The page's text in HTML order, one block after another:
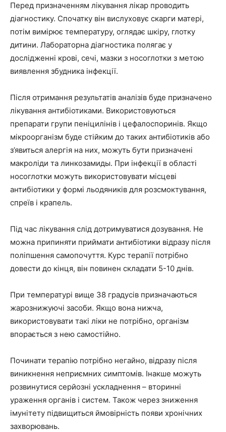
Перед призначенням лікування лікар проводить
діагностику. Спочатку він вислуховує скарги матері,
потім вимірює температуру, оглядає шкіру, глотку
дитини. Лабораторна діагностика полягає у
дослідженні крові, сечі, мазки з носоглотки з метою
виявлення збудника інфекції.
Після отримання результатів аналізів буде призначено
лікування антибіотиками. Використовуються
препарати групи пеніцилінів і цефалоспоринів. Якщо
мікроорганізм буде стійким до таких антибіотиків або
з’явиться алергія на них, можуть бути призначені
макроліди та линкозамиды. При інфекції в області
носоглотки можуть використовувати місцеві
антибіотики у формі льодяників для розсмоктування,
спреїв і крапель.
Під час лікування слід дотримуватися дозування. Не
можна припиняти приймати антибіотики відразу після
поліпшення самопочуття. Курс терапії потрібно
довести до кінця, він повинен складати 5-10 днів.
При температурі вище 38 градусів призначаються
жарознижуючі засоби. Якщо вона нижча,
використовувати такі ліки не потрібно, організм
впорається з нею самостійно.
Починати терапію потрібно негайно, відразу після
виникнення неприємних симптомів. Інакше можуть
розвинутися серйозні ускладнення – вторинні
ураження органів і систем. Також через зниження
імунітету підвищиться ймовірність появи хронічних
захворювань.